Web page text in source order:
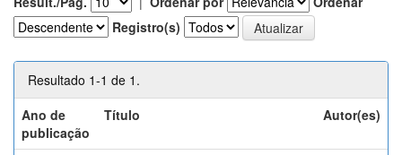
Registro(s)
Resultado 1-1 de 1.
Ano de
publicação
Título Autor(es)